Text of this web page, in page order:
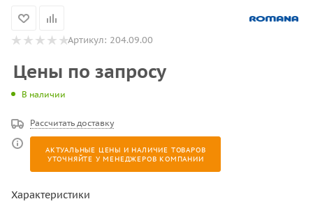
Артикул: 204.09.00
Цены по запросу
В наличии
Рассчитать доставку
АКТУАЛЬНЫЕ ЦЕНЫ И НАЛИЧИЕ ТОВАРОВ
УТОЧНЯЙТЕ У МЕНЕДЖЕРОВ КОМПАНИИ
Характеристики